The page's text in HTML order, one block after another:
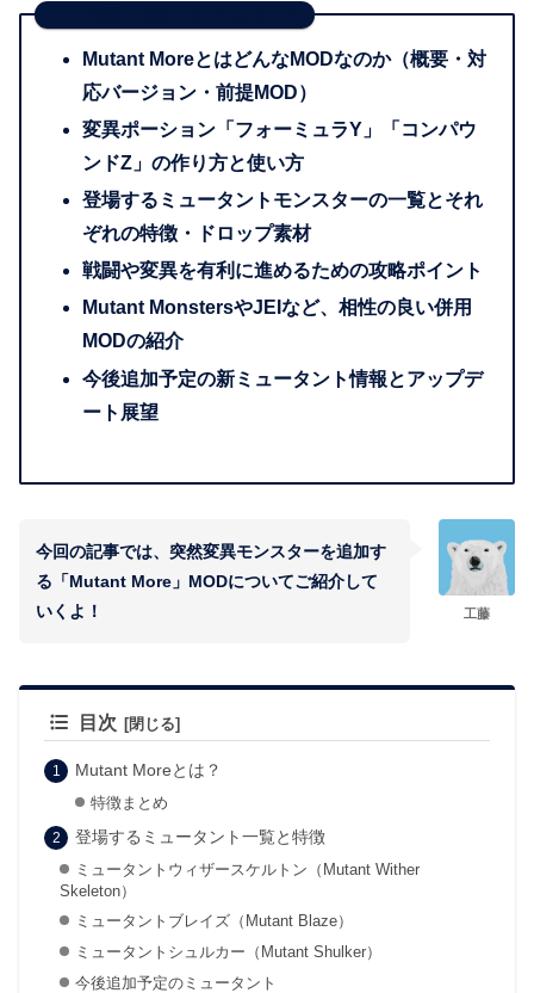
Mutant MoreとはどんなMODなのか（概要・対
応バージョン・前提MOD）
変異ポーション「フォーミュラY」「コンパウ
ンドZ」の作り方と使い方
登場するミュータントモンスターの一覧とそれ
ぞれの特徴・ドロップ素材
戦闘や変異を有利に進めるための攻略ポイント
Mutant MonstersやJEIなど、相性の良い併用
MODの紹介
今後追加予定の新ミュータント情報とアップデ
ート展望
工藤
今回の記事では、突然変異モンスターを追加す
る「Mutant More」MODについてご紹介して
いくよ！
目次
Mutant Moreとは？
特徴まとめ
登場するミュータント一覧と特徴
ミュータントウィザースケルトン（Mutant Wither
Skeleton）
ミュータントブレイズ（Mutant Blaze）
ミュータントシュルカー（Mutant Shulker）
今後追加予定のミュータント